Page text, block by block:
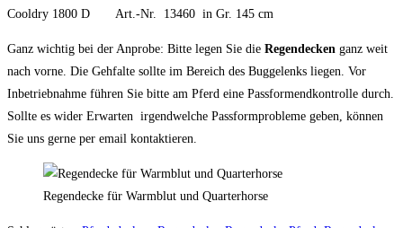
Cooldry 1800 D Art.-Nr. 13460 in Gr. 145 cm
Ganz wichtig bei der Anprobe: Bitte legen Sie die Regendecken ganz weit
nach vorne. Die Gehfalte sollte im Bereich des Buggelenks liegen. Vor
Inbetriebnahme führen Sie bitte am Pferd eine Passformendkontrolle durch.
Sollte es wider Erwarten irgendwelche Passformprobleme geben, können
Sie uns gerne per email kontaktieren.
Regendecke für Warmblut und Quarterhorse